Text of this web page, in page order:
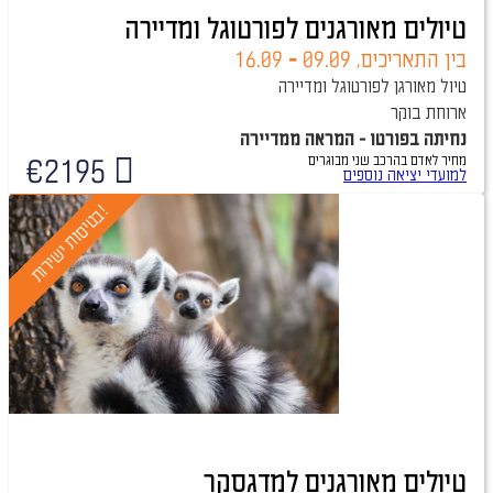
טיולים מאורגנים לפורטוגל ומדיירה
בין התאריכים, -
16.09
טיול מאורגן לפורטוגל ומדיירה
ארוחת בוקר
למועדי יציאה נוספים
נחיתה בפורטו - המראה ממדיירה
€2195 מחיר לאדם בהרכב שני מבוגרים
ב
ט
י
ס
ו
ת
י
ש
י
ר
ו
ת
!
טיולים מאורגנים למדגסקר
טיול מובטח